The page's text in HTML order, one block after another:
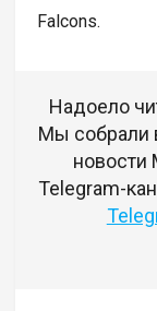
Falcons.
Надоело
Мы собрали
новости
Telegram-